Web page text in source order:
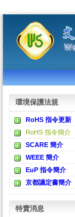
環境保護法規
RoHS 指令更新
RoHS 指令簡介
SCARE 簡介
WEEE 簡介
EuP 指令簡介
京都議定書簡介
特賣消息